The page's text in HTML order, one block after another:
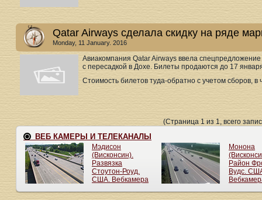
Qatar Airways сделала скидку на ряде
Monday, 11 January. 2016
Авиакомпания Qatar Airways ввела
с пересадкой в Дохе. Билеты продаются до 17
Стоимость билетов туда-обратно с учетом сборов, в
(Страница 1 из 1, всего